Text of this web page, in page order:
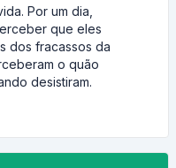
Por um dia,
que eles
dos fracassos da
o quão
desistiram.